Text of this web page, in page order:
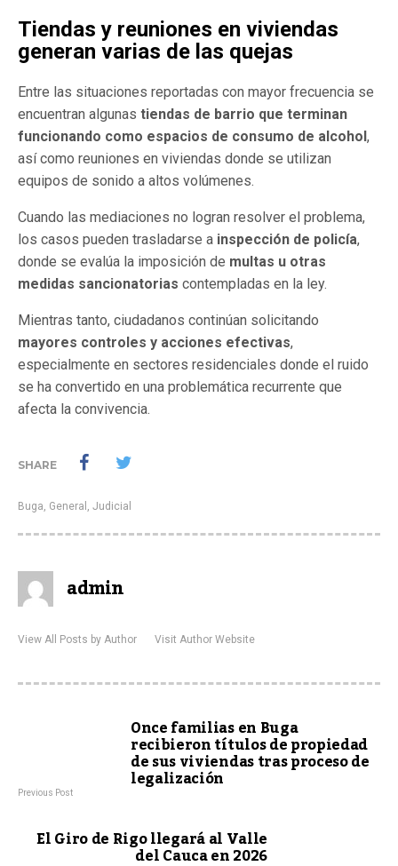
Tiendas y reuniones en viviendas
generan varias de las quejas
Entre las situaciones reportadas con mayor frecuencia se
encuentran algunas tiendas de barrio que terminan
funcionando como espacios de consumo de alcohol ,
así como reuniones en viviendas donde se utilizan
equipos de sonido a altos volúmenes.
Cuando las mediaciones no logran resolver el problema,
los casos pueden trasladarse a inspección de policía,
donde se evalúa la imposición de multas u otras
medidas sancionatorias contempladas en la ley.
Mientras tanto, ciudadanos continúan solicitando
mayores controles y acciones efectivas,
especialmente en sectores residenciales donde el ruido
se ha convertido en una problemática recurrente que
afecta la convivencia.
SHARE
Buga, General , Judicial
admin
View All Posts by Author Visit Author Website
Once familias en Buga
recibieron títulos de propiedad
de sus viviendas tras proceso de
legalización
Previous Post
El Giro de Rigo llegará al Valle
del Cauca en 2026